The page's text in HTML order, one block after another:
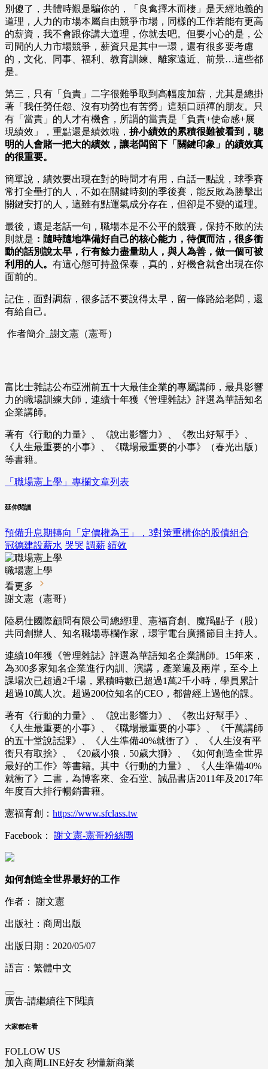
別傻了，共體時艱是騙你的，「良禽擇木而棲」是天經地義的
道理，人力的市場本屬自由競爭市場，同樣的工作若能有更高
的薪資，我不會跟你講大道理，你就去吧。但要小心的是，公
司間的人力市場競爭，薪資只是其中一環，還有很多要考慮
的，文化、同事、福利、教育訓練、離家遠近、前景…這些都
是。
第三，只有「負責」二字很難爭取到高幅度加薪，尤其是總掛
著「我任勞任怨、沒有功勞也有苦勞」這類口頭禪的朋友。只
有「當責」的人才有機會，所謂的當責是「負責+使命感+展
現績效」，重點還是績效啦， 拚小績效的累積很難被看到，聰
明的人會賭一把大的績效，讓老闆留下「關鍵印象」的績效真
的很重要。
簡單說，績效要出現在對的時間才有用，白話一點說，球季賽
常打全壘打的人，不如在關鍵時刻的季後賽，能反敗為勝擊出
關鍵安打的人，這雖有點運氣成分存在，但卻是不變的道理。
最後，還是老話一句，職場本是不公平的競賽，保持不敗的法
則就是 ：隨時隨地準備好自己的核心能力，待價而沽，很多衝
動的話別說太早，行有餘力盡量助人，與人為善，做一個可被
利用的人。 有這心態可持盈保泰，真的，好機會就會出現在你
面前的。
記住，面對調薪，很多話不要說得太早，留一條路給老闆，還
有給自己。
作者簡介_謝文憲（憲哥）
富比士雜誌公布亞洲前五十大最佳企業的專屬講師，最具影響
力的職場訓練大師，連續十年獲《管理雜誌》評選為華語知名
企業講師。
著有《行動的力量》、《說出影響力》、《教出好幫手》、
《人生最重要的小事》、《職場最重要的小事》（春光出版）
等書籍。
「職場憲上學」專欄文章列表
延伸閱讀
預備升息期轉向「定價權為王」，3對策重構你的股債組合
冠德建設薪水 哭哭 調薪 績效
職場憲上學
看更多
謝文憲（憲哥）
陸易仕國際顧問有限公司總經理、憲福育創、魔羯點子（股）
共同創辦人、知名職場專欄作家，環宇電台廣播節目主持人。
連續10年獲《管理雜誌》評選為華語知名企業講師。15年來，
為300多家知名企業進行內訓、演講，產業遍及兩岸，至今上
課場次已超過2千場，累積時數已超過1萬2千小時，學員累計
超過10萬人次。超過200位知名的CEO，都曾經上過他的課。
著有《行動的力量》、《說出影響力》、《教出好幫手》、
《人生最重要的小事》、《職場最重要的小事》、《千萬講師
的五十堂說話課》、《人生準備40%就衝了》、《人生沒有平
衡只有取捨》、《20歲小狼．50歲大獅》、《如何創造全世界
最好的工作》等書籍。其中《行動的力量》、《人生準備40%
就衝了》二書，為博客來、金石堂、誠品書店2011年及2017年
年度百大排行暢銷書籍。
憲福育創： https://www.sfclass.tw
Facebook： 謝文憲-憲哥粉絲團
如何創造全世界最好的工作
作者： 謝文憲
出版社：商周出版
出版日期：2020/05/07
語言：繁體中文
廣告-請繼續往下閱讀
大家都在看
FOLLOW US
加入商周LINE好友 秒懂新商業